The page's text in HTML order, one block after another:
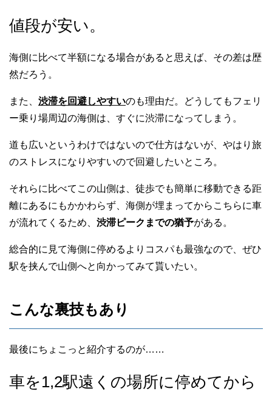
値段が安い。
海側に比べて半額になる場合があると思えば、その差は歴
然だろう。
また、 渋滞を回避しやすいのも理由だ。どうしてもフェリ
ー乗り場周辺の海側は、すぐに渋滞になってしまう。
道も広いというわけではないので仕方はないが、やはり旅
のストレスになりやすいので回避したいところ。
それらに比べてこの山側は、徒歩でも簡単に移動できる距
離にあるにもかかわらず、海側が埋まってからこちらに車
が流れてくるため、 渋滞ピークまでの猶予がある。
総合的に見て海側に停めるよりコスパも最強なので、ぜひ
駅を挟んで山側へと向かってみて貰いたい。
こんな裏技もあり
最後にちょこっと紹介するのが……
車を1,2駅遠くの場所に停めてから